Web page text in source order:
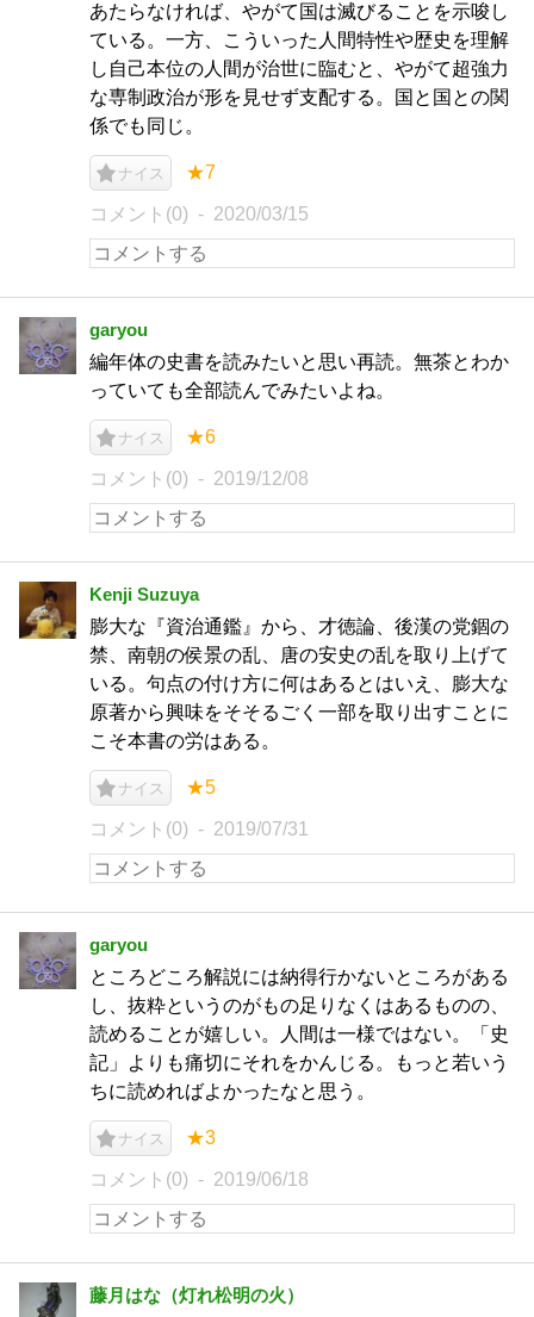
あたらなければ、やがて国は滅びることを示唆し
ている。一方、こういった人間特性や歴史を理解
し自己本位の人間が治世に臨むと、やがて超強力
な専制政治が形を見せず支配する。国と国との関
係でも同じ。
ナイス ★7
コメント(0) 2020/03/15
garyou
編年体の史書を読みたいと思い再読。無茶とわか
っていても全部読んでみたいよね。
ナイス ★6
コメント(0) 2019/12/08
Kenji Suzuya
膨大な『資治通鑑』から、才徳論、後漢の党錮の
禁、南朝の侯景の乱、唐の安史の乱を取り上げて
いる。句点の付け方に何はあるとはいえ、膨大な
原著から興味をそそるごく一部を取り出すことに
こそ本書の労はある。
ナイス ★5
コメント(0) 2019/07/31
garyou
ところどころ解説には納得行かないところがある
し、抜粋というのがもの足りなくはあるものの、
読めることが嬉しい。人間は一様ではない。「史
記」よりも痛切にそれをかんじる。もっと若いう
ちに読めればよかったなと思う。
ナイス ★3
コメント(0) 2019/06/18
藤月はな（灯れ松明の火）